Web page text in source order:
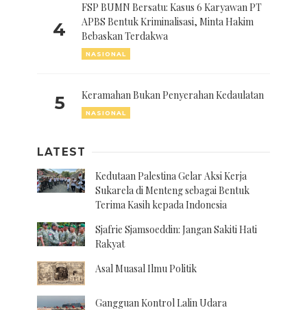
4
FSP BUMN Bersatu: Kasus 6 Karyawan PT
APBS Bentuk Kriminalisasi, Minta Hakim
Bebaskan Terdakwa
NASIONAL
5 Keramahan Bukan Penyerahan Kedaulatan
NASIONAL
LATEST
Kedutaan Palestina Gelar Aksi Kerja
Sukarela di Menteng sebagai Bentuk
Terima Kasih kepada Indonesia
Sjafrie Sjamsoeddin: Jangan Sakiti Hati
Rakyat
Asal Muasal Ilmu Politik
Gangguan Kontrol Lalin Udara